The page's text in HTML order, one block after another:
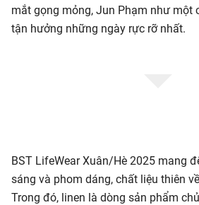
mắt gọng mỏng, Jun Phạm như một
tận hưởng những ngày rực rỡ nhất.
BST LifeWear Xuân/Hè 2025 mang
sáng và phom dáng, chất liệu thiên
Trong đó, linen là dòng sản phẩm